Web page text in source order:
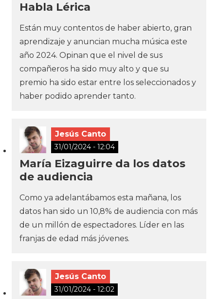
Habla Lérica
Están muy contentos de haber abierto, gran
aprendizaje y anuncian mucha música este
año 2024. Opinan que el nivel de sus
compañeros ha sido muy alto y que su
premio ha sido estar entre los seleccionados y
haber podido aprender tanto.
Jesús Canto
31/01/2024 - 12:04
María Eizaguirre da los datos
de audiencia
Como ya adelantábamos esta mañana, los
datos han sido un 10,8% de audiencia con más
de un millón de espectadores. Líder en las
franjas de edad más jóvenes.
Jesús Canto
31/01/2024 - 12:02